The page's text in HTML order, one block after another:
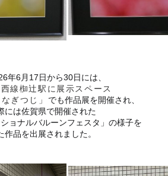
年6月17日から30日には、
線椥辻駅に展示スペース
ぎつじ」 でも作品展を開催され、
には佐賀県で開催された
ショナルバルーンフェスタ」の様子を
作品を出展されました。